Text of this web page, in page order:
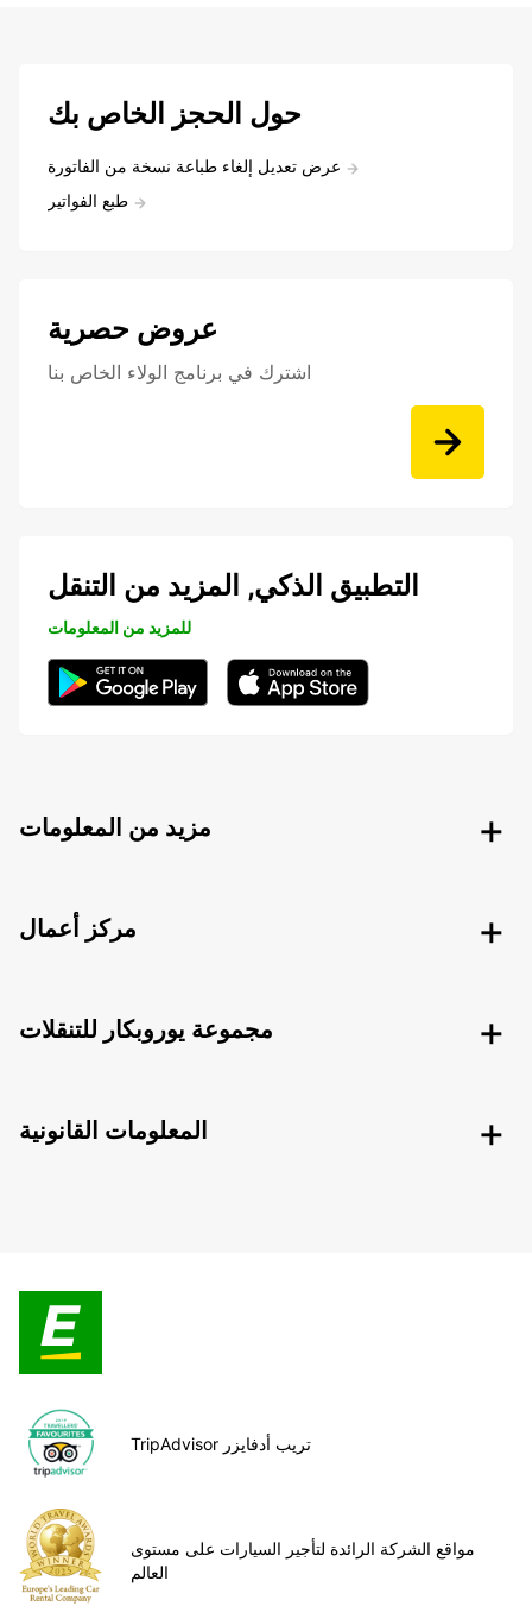
حول الحجز الخاص بك
عرض تعديل إلغاء طباعة نسخة من الفاتورة
طبع الفواتير
عروض حصرية
اشترك في برنامج الولاء الخاص بنا
التطبيق الذكي, المزيد من التنقل
للمزيد من المعلومات
مزيد من المعلومات
مركز أعمال
مجموعة يوروبكار للتنقلات
المعلومات القانونية
TripAdvisor تريب أدفايزر
مواقع الشركة الرائدة لتأجير السيارات على مستوى
العالم